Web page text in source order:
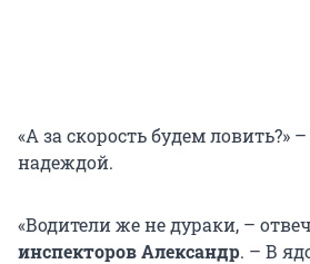
«А за скорость будем ловить?»
надеждой.
«Водители же не дураки, –
инспекторов Александр. – В